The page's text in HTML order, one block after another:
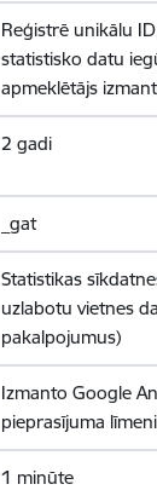
Reģistrē unikālu
statistisko datu
apmeklētājs
2 gadi
_gat
Statistikas
uzlabotu vietnes
pakalpojumus)
Izmanto Google
pieprasījuma
1 minūte